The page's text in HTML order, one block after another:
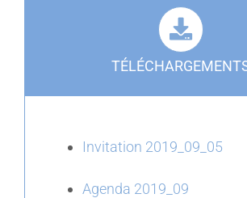
Invitation 2019_09_05
Agenda 2019_09